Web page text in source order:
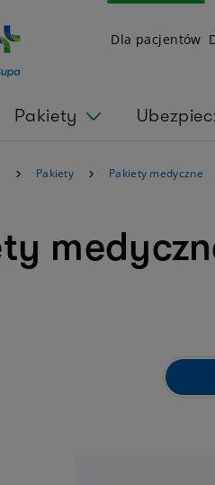
Dla pacjentów
Pakiety
Pakiety Pakiety medyczne